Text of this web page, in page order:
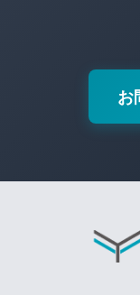
お